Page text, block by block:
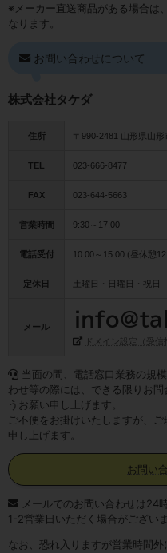
※メーカー直送商品がある場合は
なります。
お問い合わせについて
株式会社タケダ
住所 〒990-2481 山形県山
TEL 023-666-8477
FAX 023-644-5663
営業時間 9:30～17:00
電話受付 10:00～15:00 (昼休憩
定休日 土曜日・日曜日・祝日
メール
ドメイン設定（受
当面の間、電話窓口業務の規
わせ等の際には、できる限りお
うお願い申し上げます。
ご不便をお掛けいたしますが、
申し上げます。
お問い
メールでのお問い合わせは24
1-2営業日いただく場合がござい
なお、恐れ入りますが営業時間